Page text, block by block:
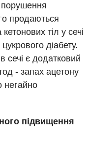
порушення
продаються
тіл у сечі
діабету.
сечі є додатковий
- запах ацетону
негайно
підвищення